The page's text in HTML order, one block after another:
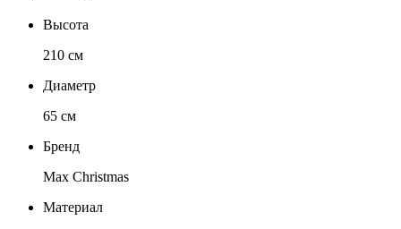
Высота
210 см
Диаметр
65 см
Бренд
Max Christmas
Материал